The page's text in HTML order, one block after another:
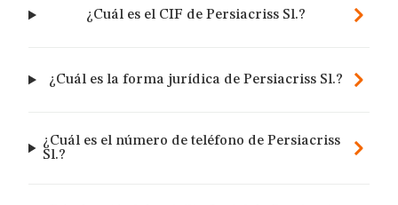
¿Cuál es el CIF de Persiacriss Sl.?
¿Cuál es la forma jurídica de Persiacriss Sl.?
¿Cuál es el número de teléfono de Persiacriss
Sl.?